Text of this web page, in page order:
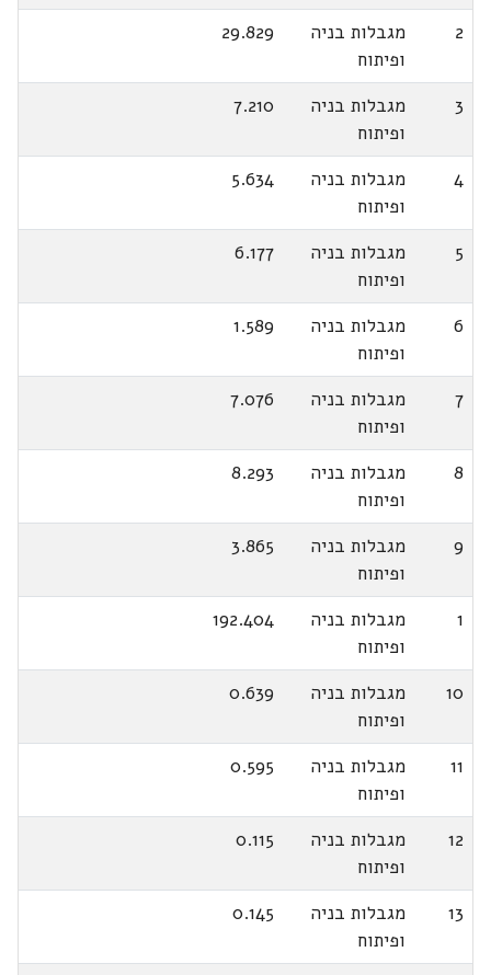
2
מגבלות בניה
ופיתוח
29.829
3
מגבלות בניה
ופיתוח
7.210
4
מגבלות בניה
ופיתוח
5.634
5
מגבלות בניה
ופיתוח
6.177
6
מגבלות בניה
ופיתוח
1.589
7
מגבלות בניה
ופיתוח
7.076
8
מגבלות בניה
ופיתוח
8.293
9
מגבלות בניה
ופיתוח
3.865
1
מגבלות בניה
ופיתוח
192.404
10
מגבלות בניה
ופיתוח
0.639
11
מגבלות בניה
ופיתוח
0.595
12
מגבלות בניה
ופיתוח
0.115
13
מגבלות בניה
ופיתוח
0.145